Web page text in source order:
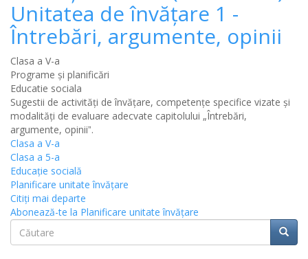
Unitatea de învățare 1 -
Întrebări, argumente, opinii
Clasa a V-a
Programe și planificări
Educatie sociala
Sugestii de activități de învățare, competențe specifice vizate și
modalități de evaluare adecvate capitolului „Întrebări,
argumente, opiniiˮ.
Clasa a V-a
Clasa a 5-a
Educație socială
Planificare unitate învățare
Citiţi mai departe
Abonează-te la Planificare unitate învățare
Căutare
Căutare